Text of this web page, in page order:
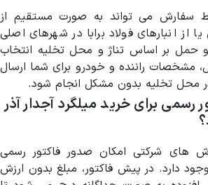
سفارش می تواند به صورت مستقیم از
یا از انبارهای فولاد برابا در شهرهای اصلی
حمل بر اساس تناژ و محل تخلیه انتخاب
مشخصات راننده و خودرو برای شما ارسال
محل تخلیه بدون مشکل انجام شود.
رسمی برای خرید میلگرد آجدار آذر
های شرکتی امکان صدور فاکتور رسمی
دارد. در پیش فاکتور، مبلغ بدون ارزش